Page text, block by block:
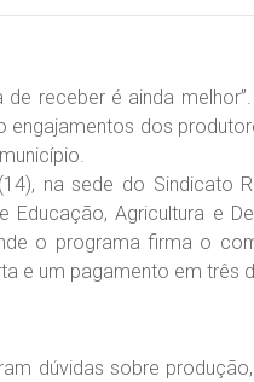
receber é ainda
engajamentos dos
na sede do Sindicato
Educação, Agricultura e
o programa firma o
e um pagamento em três
dúvidas sobre